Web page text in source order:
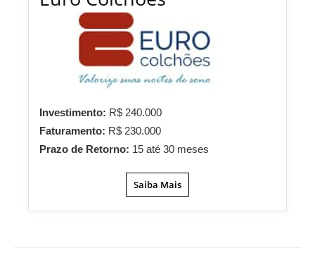
Investimento: R$ 240.000
Faturamento: R$ 230.000
Prazo de Retorno: 15 até 30 meses
Saiba Mais